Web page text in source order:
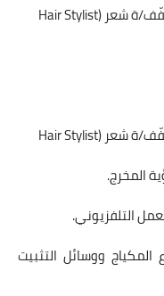
المخرج.
التلفزيوني.
المكياج ووسائل التثبيت